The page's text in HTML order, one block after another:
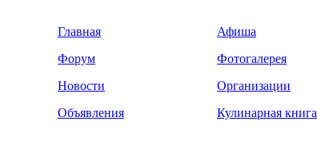
Главная
Форум
Новости
Объявления
Афиша
Фотогалерея
Организации
Кулинарная книга